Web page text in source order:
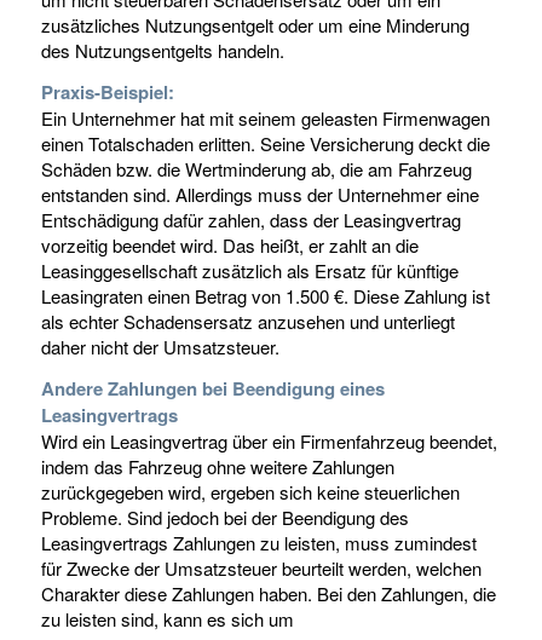
zusätzliches Nutzungsentgelt oder um eine Minderung
des Nutzungsentgelts handeln.
Praxis-Beispiel:
Ein Unternehmer hat mit seinem geleasten Firmenwagen
einen Totalschaden erlitten. Seine Versicherung deckt die
Schäden bzw. die Wertminderung ab, die am Fahrzeug
entstanden sind. Allerdings muss der Unternehmer eine
Entschädigung dafür zahlen, dass der Leasingvertrag
vorzeitig beendet wird. Das heißt, er zahlt an die
Leasinggesellschaft zusätzlich als Ersatz für künftige
Leasingraten einen Betrag von 1.500 €. Diese Zahlung ist
als echter Schadensersatz anzusehen und unterliegt
daher nicht der Umsatzsteuer.
Andere Zahlungen bei Beendigung eines
Leasingvertrags
Wird ein Leasingvertrag über ein Firmenfahrzeug beendet,
indem das Fahrzeug ohne weitere Zahlungen
zurückgegeben wird, ergeben sich keine steuerlichen
Probleme. Sind jedoch bei der Beendigung des
Leasingvertrags Zahlungen zu leisten, muss zumindest
für Zwecke der Umsatzsteuer beurteilt werden, welchen
Charakter diese Zahlungen haben. Bei den Zahlungen, die
zu leisten sind, kann es sich um